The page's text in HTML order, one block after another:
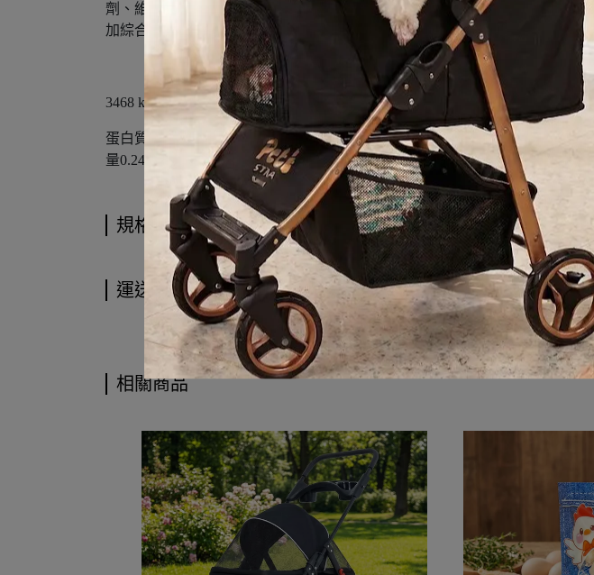
劑、維生素B6、葉酸、維生素D3添加劑)、氯化膽鹼、DL-蛋胺酸、礦物質
加綜合維生素E類以保鮮、天然香料、β-胡蘿蔔素.
3468 kcal/公斤 (246 kcal/杯†)
蛋白質18.3 %脂肪16.5 %碳水化合物 (NFE)49.9 %粗纖維10.8 %鈣0.63 %磷
量0.24 %Omega-6脂肪酸總量3.83 %
規格說明
運送方式
相關商品